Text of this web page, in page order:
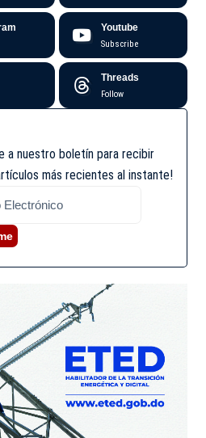
Youtube
Subscribe
Threads
Follow
a nuestro boletín para recibir
más recientes al instante!